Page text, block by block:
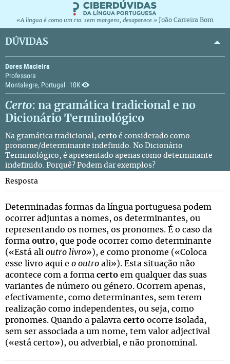
«A língua é como um rio: sem margens, desaparece.» João Carreira Bom
DÚVIDAS
Dores Macieira
Professora
Montalegre, Portugal
10K
Certo: na gramática tradicional e no
Dicionário Terminológico
Na gramática tradicional, certo é considerado como
pronome/determinante indefinido. No Dicionário
Terminológico, é apresentado apenas como determinante
indefinido. Porquê? Podem dar exemplos?
Resposta
Determinadas formas da língua portuguesa podem
ocorrer adjuntas a nomes, os determinantes, ou
representando os nomes, os pronomes. É o caso da
forma outro, que pode ocorrer como determinante
(«Está ali outro livro»), e como pronome («Coloca
esse livro aqui e o outro ali»). Esta situação não
acontece com a forma certo em qualquer das suas
variantes de número ou género. Ocorrem apenas,
efectivamente, como determinantes, sem terem
realização como independentes, ou seja, como
pronomes. Quando a palavra certo ocorre isolada,
sem ser associada a um nome, tem valor adjectival
(«está certo»), ou adverbial, e não pronominal.